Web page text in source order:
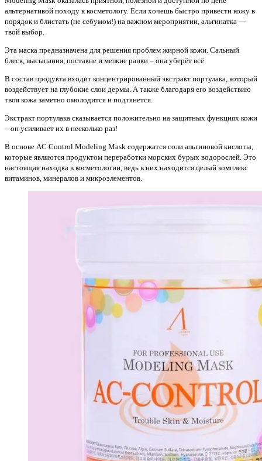
альтернативой походу к косметологу. Если хочешь быстро привести кожу в
порядок и блистать (не себумом!) на важном мероприятии, альгинатка —
твой выбор.
Эта маска предназначена для решения проблем жирной кожи. Сальный
блеск, высыпания, постакне и мелкие ранки – она уберёт всё.
В состав продукта входит концентрированный экстракт портулака, который
воздействует на глубокие слои дермы. А также благодаря его воздействию
твоя кожа заметно омолодится и подтянется.
Экстракт портулака сказывается положительно на защитных функциях кожи
– он усиливает их в несколько раз!
В основе AC Control Modeling Mask содержатся соли альгиновой кислоты,
которые являются продуктом переработки морских бурых водорослей. Это
настоящая находка в косметологии, ведь в них находится целый комплекс
витаминов, минералов и микроэлементов.